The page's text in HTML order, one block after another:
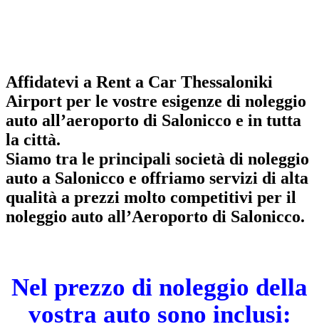
Affidatevi a Rent a Car Thessaloniki
Airport per le vostre esigenze di noleggio
auto all’aeroporto di Salonicco e in tutta
la città.
Siamo tra le principali società di noleggio
auto a Salonicco e offriamo servizi di alta
qualità a prezzi molto competitivi per il
noleggio auto all’Aeroporto di Salonicco.
Nel prezzo di noleggio della
vostra auto sono inclusi: